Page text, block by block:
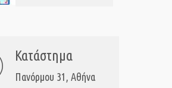
Κατάστημα
Πανόρμου 31, Αθήνα